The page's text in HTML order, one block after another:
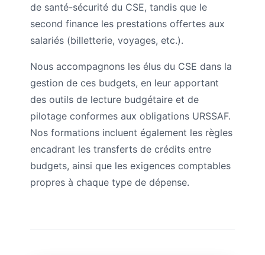
de santé-sécurité du CSE, tandis que le
second finance les prestations offertes aux
salariés (billetterie, voyages, etc.).
Nous accompagnons les élus du CSE dans la
gestion de ces budgets, en leur apportant
des outils de lecture budgétaire et de
pilotage conformes aux obligations URSSAF.
Nos formations incluent également les règles
encadrant les transferts de crédits entre
budgets, ainsi que les exigences comptables
propres à chaque type de dépense.